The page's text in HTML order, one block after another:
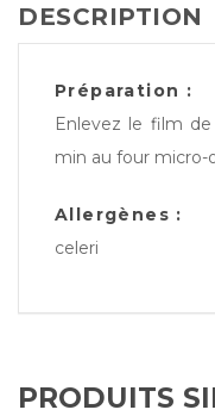
DESCRIPTION
Préparation :
Enlevez le film
min au four micro-
Allergènes :
celeri
PRODUITS